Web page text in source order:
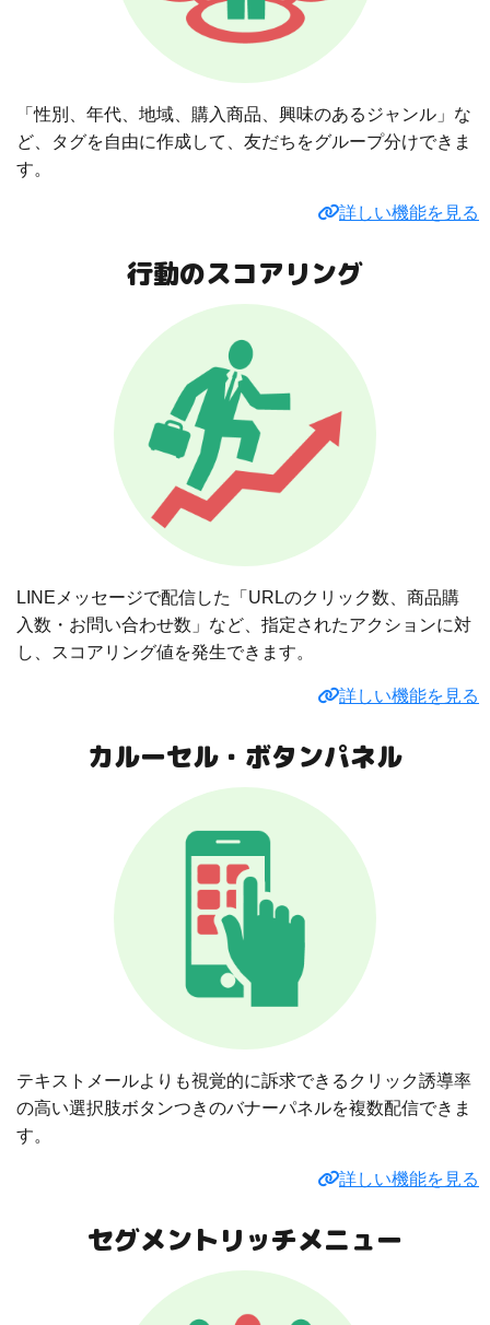
「性別、年代、地域、購入商品、興味のあるジャンル」な
ど、タグを自由に作成して、友だちをグループ分けできま
す。
詳しい機能を見る
行動のスコアリング
LINEメッセージで配信した「URLのクリック数、商品購
入数・お問い合わせ数」など、指定されたアクションに対
し、スコアリング値を発生できます。
詳しい機能を見る
カルーセル・ボタンパネル
テキストメールよりも視覚的に訴求できるクリック誘導率
の高い選択肢ボタンつきのバナーパネルを複数配信できま
す。
詳しい機能を見る
セグメントリッチメニュー